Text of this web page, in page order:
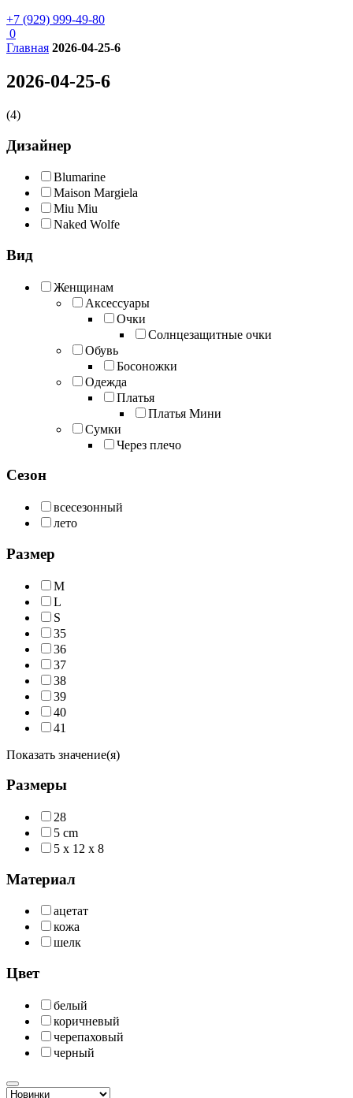
+7 (929) 999-49-80
0
Главная 2026-04-25-6
2026-04-25-6
(4)
Дизайнер
Blumarine
Maison Margiela
Miu Miu
Naked Wolfe
Вид
Женщинам
Аксессуары
Очки
Солнцезащитные очки
Обувь
Босоножки
Одежда
Платья
Платья Мини
Сумки
Через плечо
Сезон
всесезонный
лето
Размер
M
L
S
35
36
37
38
39
40
41
Показать значение(я)
Размеры
28
5 cm
5 x 12 x 8
Материал
ацетат
кожа
шелк
Цвет
белый
коричневый
черепаховый
черный